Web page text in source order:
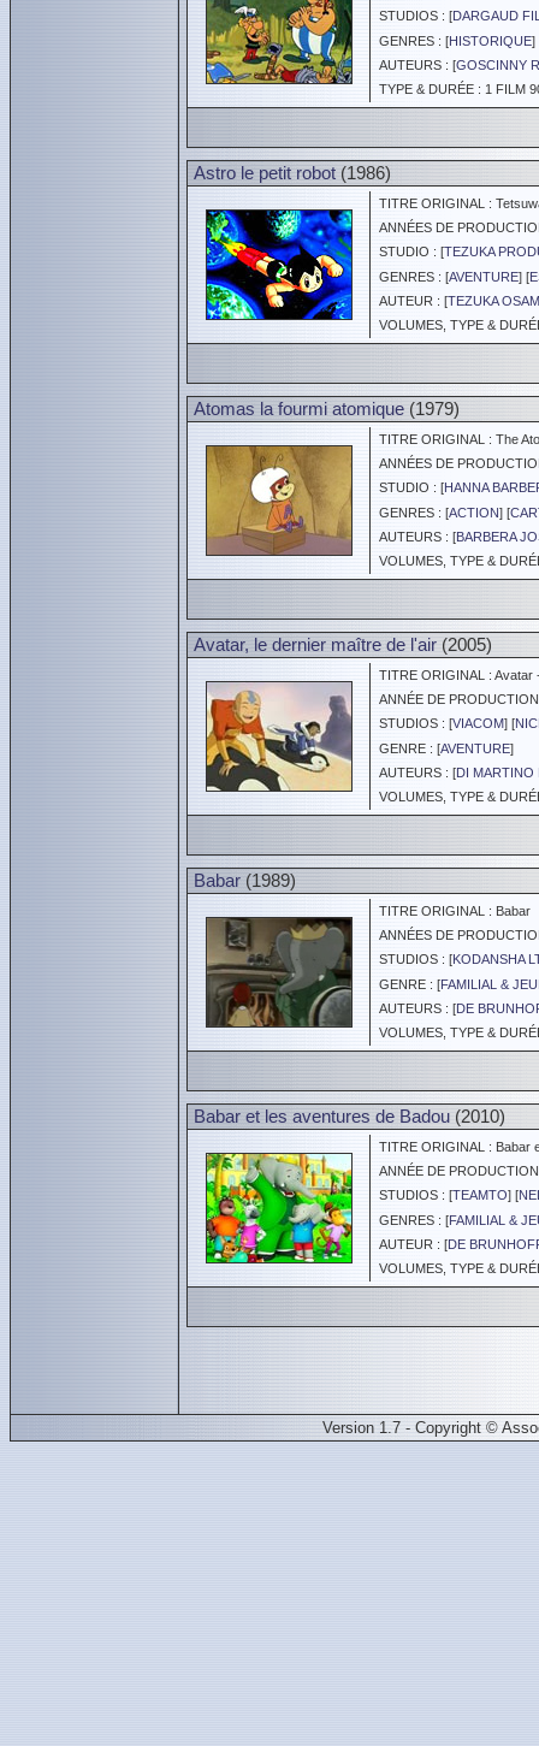
STUDIOS : [DARGAUD
GENRES : [HISTORIQUE]
AUTEURS : [GOSCINNY
TYPE & DURÉE : 1 FILM
Astro le petit robot (1986)
TITRE ORIGINAL :
ANNÉES DE
STUDIO : [TEZUKA
GENRES : [AVENTURE] [
AUTEUR : [TEZUKA
VOLUMES, TYPE &
Atomas la fourmi atomique (1979)
TITRE ORIGINAL : The
ANNÉES DE
STUDIO : [HANNA
GENRES : [ACTION] [
AUTEURS : [BARBERA
VOLUMES, TYPE &
Avatar, le dernier maître de l'air (2005)
TITRE ORIGINAL : Avatar
ANNÉE DE
STUDIOS : [VIACOM] [
GENRE : [AVENTURE]
AUTEURS : [DI MARTINO
VOLUMES, TYPE &
Babar (1989)
TITRE ORIGINAL : Babar
ANNÉES DE
STUDIOS : [KODANSHA
GENRE : [FAMILIAL &
AUTEURS : [DE
VOLUMES, TYPE &
Babar et les aventures de Badou (2010)
TITRE ORIGINAL : Babar
ANNÉE DE
STUDIOS : [TEAMTO] [
GENRES : [FAMILIAL &
AUTEUR : [DE
VOLUMES, TYPE &
Version 1.7 - Copyright ©